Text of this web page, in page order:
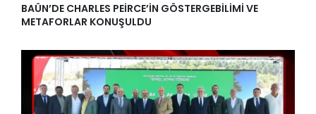
BAÜN’DE CHARLES PEİRCE’İN GÖSTERGEBİLİMİ VE
METAFORLAR KONUŞULDU